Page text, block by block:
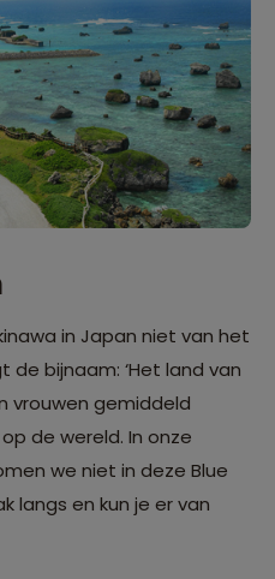
in Japan niet van het
bijnaam: ‘Het land van
vrouwen gemiddeld
de wereld. In onze
we niet in deze Blue
langs en kun je er van